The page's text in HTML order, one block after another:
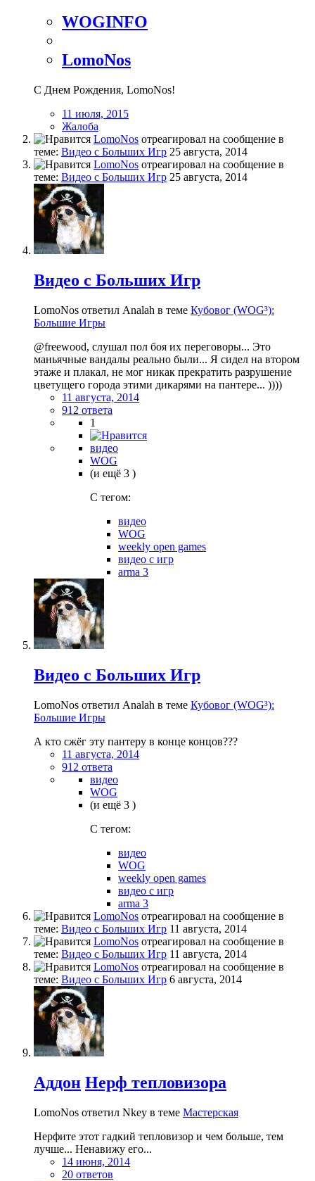
WOGINFO
LomoNos
С Днем Рождения, LomoNos!
11 июля, 2015
Жалоба
LomoNos отреагировал на сообщение в
теме: Видео с Больших Игр 25 августа, 2014
LomoNos отреагировал на сообщение в
теме: Видео с Больших Игр 25 августа, 2014
Видео с Больших Игр
LomoNos ответил Analah в теме Кубовог (WOG³):
Большие Игры
@freewood, слушал пол боя их переговоры... Это
маньячные вандалы реально были... Я сидел на втором
этаже и плакал, не мог никак прекратить разрушение
цветущего города этими дикарями на пантере... ))))
11 августа, 2014
912 ответа
1
видео
WOG
(и ещё 3 )
C тегом:
видео
WOG
weekly open games
видео с игр
arma 3
Видео с Больших Игр
LomoNos ответил Analah в теме Кубовог (WOG³):
Большие Игры
А кто сжёг эту пантеру в конце концов???
11 августа, 2014
912 ответа
видео
WOG
(и ещё 3 )
C тегом:
видео
WOG
weekly open games
видео с игр
arma 3
LomoNos отреагировал на сообщение в
теме: Видео с Больших Игр 11 августа, 2014
LomoNos отреагировал на сообщение в
теме: Видео с Больших Игр 11 августа, 2014
LomoNos отреагировал на сообщение в
теме: Видео с Больших Игр 6 августа, 2014
Аддон Нерф тепловизора
LomoNos ответил Nkey в теме Мастерская
Нерфите этот гадкий тепловизор и чем больше, тем
лучше... Ненавижу его...
14 июня, 2014
20 ответов